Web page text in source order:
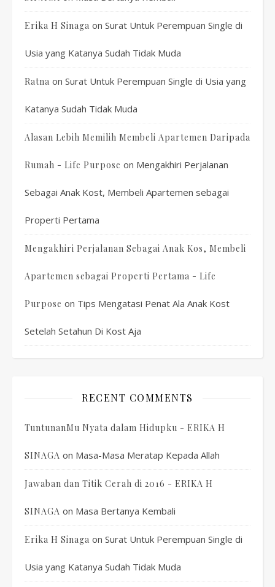
Erika H Sinaga on Surat Untuk Perempuan Single di
Usia yang Katanya Sudah Tidak Muda
Ratna on Surat Untuk Perempuan Single di Usia yang
Katanya Sudah Tidak Muda
Alasan Lebih Memilih Membeli Apartemen Daripada
Rumah - Life Purpose on Mengakhiri Perjalanan
Sebagai Anak Kost, Membeli Apartemen sebagai
Properti Pertama
Mengakhiri Perjalanan Sebagai Anak Kos, Membeli
Apartemen sebagai Properti Pertama - Life
Purpose on Tips Mengatasi Penat Ala Anak Kost
Setelah Setahun Di Kost Aja
RECENT COMMENTS
TuntunanMu Nyata dalam Hidupku - ERIKA H
SINAGA on Masa-Masa Meratap Kepada Allah
Jawaban dan Titik Cerah di 2016 - ERIKA H
SINAGA on Masa Bertanya Kembali
Erika H Sinaga on Surat Untuk Perempuan Single di
Usia yang Katanya Sudah Tidak Muda